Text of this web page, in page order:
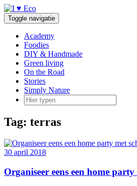
Doorgaan
naar
inhoud
Toggle navigatie
Academy
Foodies
DIY & Handmade
Green living
On the Road
Stories
Simply Nature
Tag: terras
30 april 2018
Organiseer eens een home